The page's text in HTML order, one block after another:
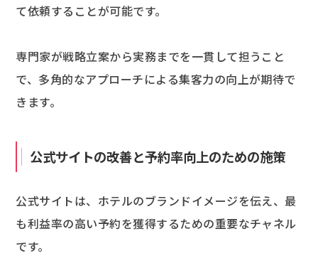
て依頼することが可能です。
専門家が戦略立案から実務までを一貫して担うこと
で、多角的なアプローチによる集客力の向上が期待で
きます。
公式サイトの改善と予約率向上のための施策
公式サイトは、ホテルのブランドイメージを伝え、最
も利益率の高い予約を獲得するための重要なチャネル
です。